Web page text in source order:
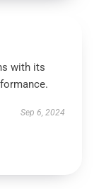
with its
Sep 6, 2024